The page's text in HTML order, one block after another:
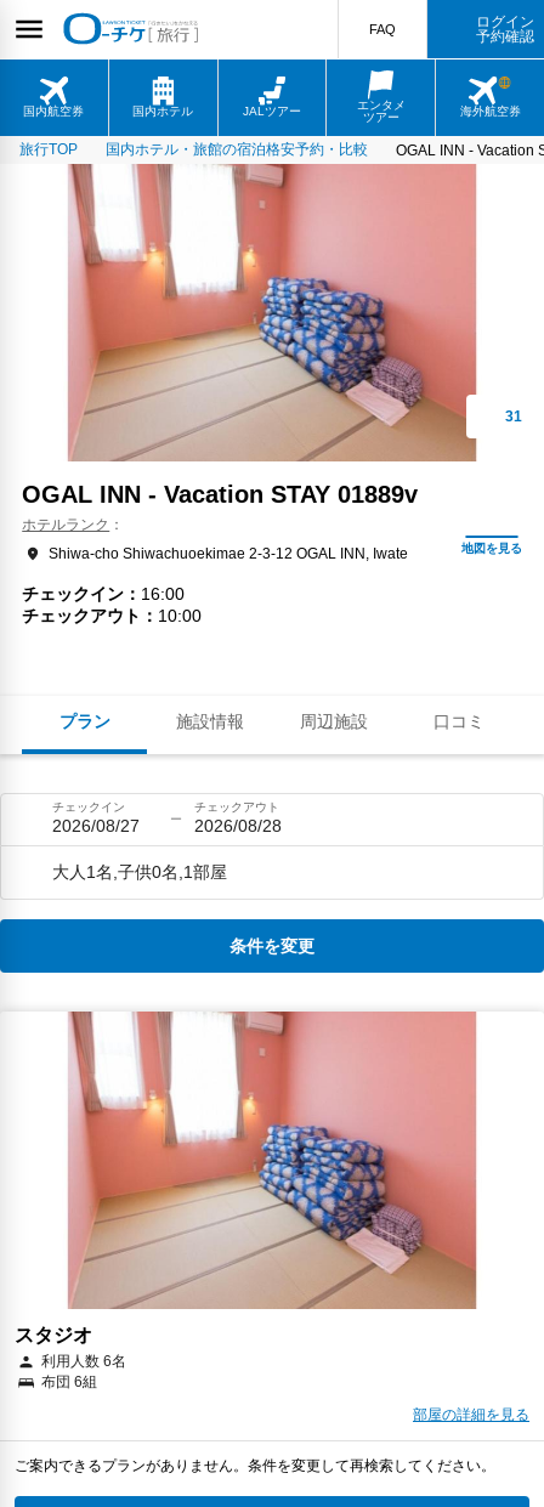
国内航空券 国内ホテル JALツアー
エンタメ
ツアー
海外航空券
FAQ
ログイン
予約確認
旅行TOP 国内ホテル・旅館の宿泊格安予約・比較 OGAL INN - Vacation
プラン 施設情報 周辺施設 口コミ
OGAL INN - Vacation STAY 01889v
ホテルランク
Shiwa-cho Shiwachuoekimae 2-3-12 OGAL INN, Iwate
チェックイン
16:00
チェックアウト
10:00
チェックイン
2026/08/27
チェックアウト
2026/08/28
大人1名,子供0名,1部屋
条件を変更
スタジオ
利用人数 6名
布団 6組
部屋の詳細を見る
ご案内できるプランがありません。条件を変更して再検索してください。